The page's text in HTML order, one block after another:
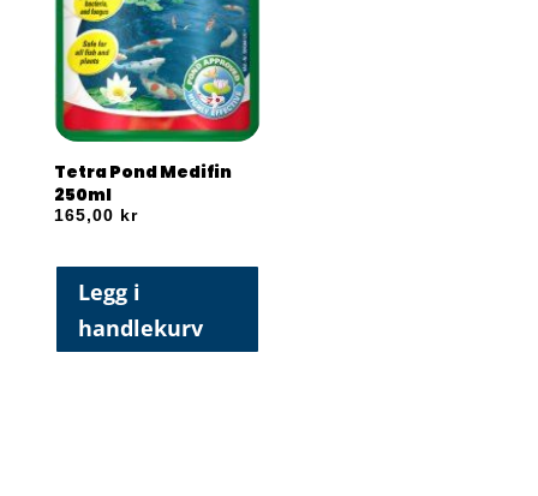
Tetra Pond Medifin
250ml
165,00 kr
Legg i
handlekurv